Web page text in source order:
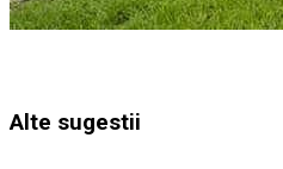
Alte sugestii